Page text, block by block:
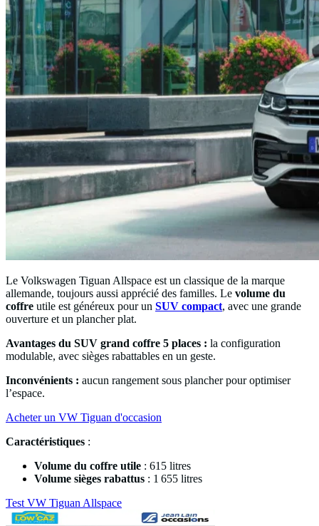
Le Volkswagen Tiguan Allspace est un classique de la marque
allemande, toujours aussi apprécié des familles. Le volume du
coffre utile est généreux pour un SUV compact, avec une grande
ouverture et un plancher plat.
Avantages du SUV grand coffre 5 places : la configuration
modulable, avec sièges rabattables en un geste.
Inconvénients : aucun rangement sous plancher pour optimiser
l’espace.
Acheter un VW Tiguan d'occasion
Caractéristiques :
Volume du coffre utile : 615 litres
Volume sièges rabattus : 1 655 litres
Test VW Tiguan Allspace